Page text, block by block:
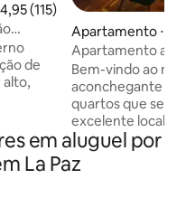
de uma avaliação média de
4,95 (115)
de
alto,
Apartamento ⋅ La
Apartamento
Bem-vindo ao
aconchegante
quartos que se
excelente localização.
coração de
do centro da
apartamento
em aluguel por
La Paz